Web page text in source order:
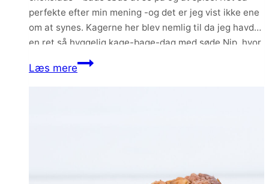
perfekte efter min mening -og det er jeg vist ikke ene
om at synes. Kagerne her blev nemlig til da jeg havde
en ret så hyggelig kage-bage-dag med søde Nip, hvor
vi skulle lære hinanden forskellige ting…
Læs mereBrombærmousse